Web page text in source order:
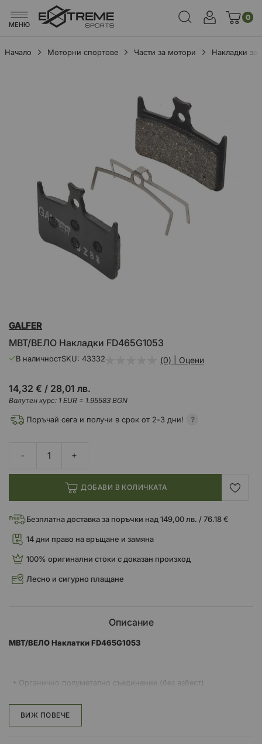
МЕНЮ
0
Начало Моторни спортове Части за мотори
Накладки за
към
на
галерия
MBT/ВЕЛО Накладки FD465G1053
GALFER
В наличностSKU 43332 (0) | Оцени
14,32 € / 28,01 лв.
Валутен курс: 1 EUR = 1.95583 BGN
Поръчай сега и получи в срок от 2-3 дни!
ДОБАВИ В КОЛИЧКАТА
Безплатна доставка за поръчки над 149,00 лв. / 76.18 €
14 дни право на връщане и замяна
100% оригинални стоки с доказан произход
Лесно и сигурно плащане
Описание
MBT/ВЕЛО Наклатки FD465G1053
Органично полуметално съединение (без азбест)
ВИЖ ПОВЕЧЕ